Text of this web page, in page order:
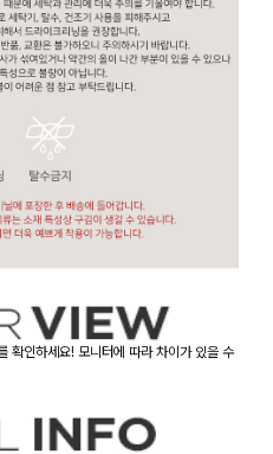
확인하세요! 모니터에 따라 차이가 있을 수